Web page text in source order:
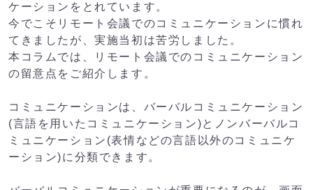
ケーションをとれています。
今でこそリモート会議でのコミュニケーションに慣れ
てきましたが、実施当初は苦労しました。
本コラムでは、リモート会議でのコミュニケーション
の留意点をご紹介します。
コミュニケーションは、バーバルコミュニケーション
(言語を用いたコミュニケーション)とノンバーバルコ
ミュニケーション(表情などの言語以外のコミュニケ
ーション)に分類できます。